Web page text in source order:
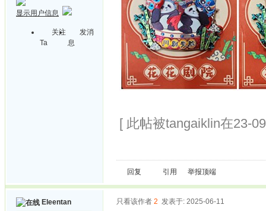
显示用户信息
关注
Ta
发消
息
[ 此帖被tangaiklin在23-
回复 引用 举报顶端
Eleentan 只看该作者 2 发表于: 2025-06-11